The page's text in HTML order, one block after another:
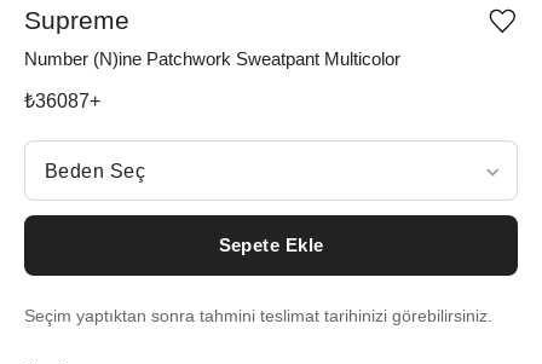
Supreme
Number (N)ine Patchwork Sweatpant Multicolor
₺36087+
Beden Seç
Beden Seç
Sepete Ekle
Seçim yaptıktan sonra tahmini teslimat tarihinizi görebilirsiniz.